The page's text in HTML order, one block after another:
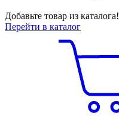
Добавьте товар из каталога!
Перейти в каталог